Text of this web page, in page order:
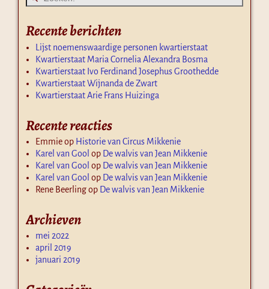
Recente berichten
Lijst noemenswaardige personen kwartierstaat
Kwartierstaat Maria Cornelia Alexandra Bosma
Kwartierstaat Ivo Ferdinand Josephus Groothedde
Kwartierstaat Wijnanda de Zwart
Kwartierstaat Arie Frans Huizinga
Recente reacties
Emmieop Historie van Circus Mikkenie
Karel van Gool op De walvis van Jean Mikkenie
Karel van Gool op De walvis van Jean Mikkenie
Karel van Gool op De walvis van Jean Mikkenie
Rene Beerlingop De walvis van Jean Mikkenie
Archieven
mei 2022
april 2019
januari 2019